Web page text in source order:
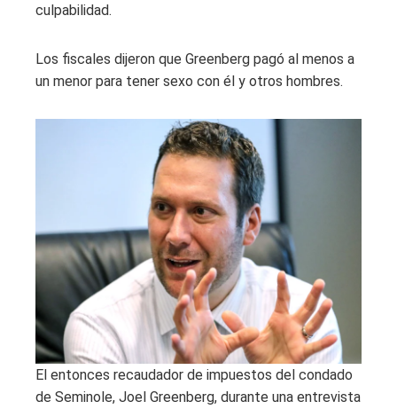
culpabilidad.
Los fiscales dijeron que Greenberg pagó al menos a
un menor para tener sexo con él y otros hombres.
El entonces recaudador de impuestos del condado
de Seminole, Joel Greenberg, durante una entrevista